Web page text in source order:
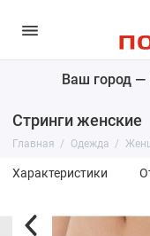
Ваш город —
Стринги женские
Главная Одежда
Характеристики